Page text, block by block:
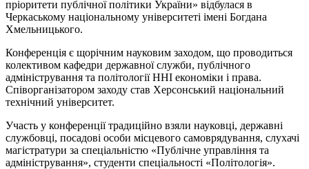
пріоритети публічної політики України» відбулася в
Черкаському національному університеті імені Богдана
Хмельницького.
Конференція є щорічним науковим заходом, що проводиться
колективом кафедри державної служби, публічного
адміністрування та політології ННІ економіки і права.
Співорганізатором заходу став Херсонський національний
технічний університет.
Участь у конференції традиційно взяли науковці, державні
службовці, посадові особи місцевого самоврядування, слухачі
магістратури за спеціальністю «Публічне управління та
адміністрування», студенти спеціальності «Політологія».